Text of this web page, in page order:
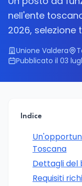
nell'ente
2026,
Unione Valdera
Pubblicato il 03
Indice
Toscana
Dettagli del
Requisiti